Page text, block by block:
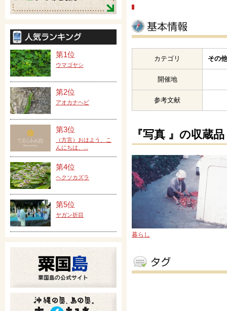
カテゴリ その
開催地
参考文献
『写真 』の収蔵品
暮らし
第1位
ウマゴヤシ
第2位
アオカナヘビ
第3位
（方言）おはよう、こ
んにちは、...
第4位
ヘクソカズラ
第5位
ヤガン折目